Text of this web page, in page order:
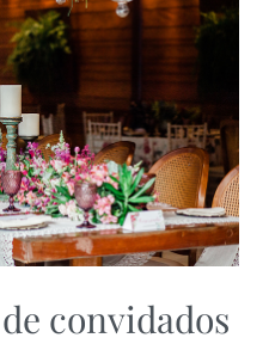
convidados